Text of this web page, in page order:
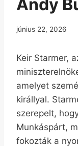
Andy
június 22, 2026
Keir Starmer,
amelyet
királlyal.
szerepelt,
Munkáspárt,
fokozták a